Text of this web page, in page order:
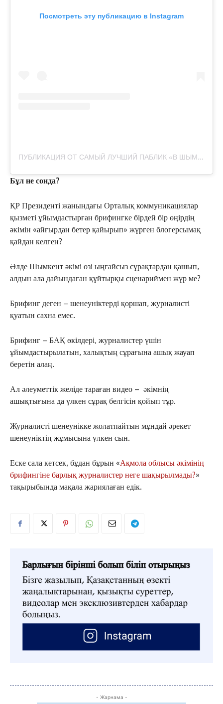
ЖАҢАЛЫҚТАР
Посмотреть эту публикацию в Instagram
П
УБЛИКАЦИЯ ОТ САМЫЙ ЛУЧШИЙ ПАБЛИК «В ШЫМКЕНТЕ» (@V_SHYMKENTE)
Бұл не сонда?
ҚР Президенті жанындағы Орталық коммуникациялар
қызметі ұйымдастырған брифингке бірдей бір өңірдің
әкімін «айғырдан бетер қайырып» жүрген блогерсымақ
қайдан келген?
Әлде Шымкент әкімі өзі ыңғайсыз сұрақтардан қашып,
алдын ала дайындаған құйтырқы сценариймен жүр ме?
Брифинг деген – шенеуніктерді қоршап, журналисті
қуатын сахна емес.
Брифинг – БАҚ өкілдері, журналистер үшін
ұйымдастырылатын, халықтың сұрағына ашық жауап
беретін алаң.
Ал әлеуметтік желіде тараған видео – әкімнің
ашықтығына да үлкен сұрақ белгісін қойып тұр.
Журналисті шенеунікке жолатпайтын мұндай әрекет
шенеуніктің жұмысына үлкен сын.
Еске сала кетсек, бұдан бұрын «Ақмола облысы әкімінің
брифингіне барлық журналистер неге шақырылмады?»
тақырыбында мақала жариялаған едік.
- Жарнама -